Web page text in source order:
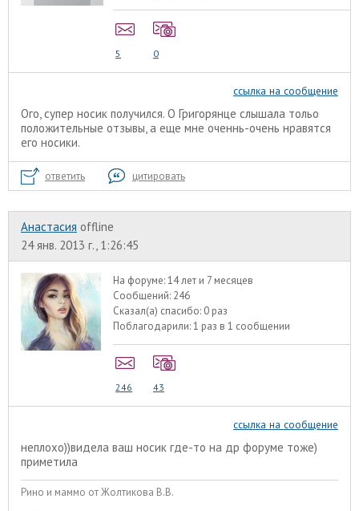
5 0
ссылка на сообщение
Ого, супер носик получился. О Григорянце слышала тольо
положительные отзывы, а еще мне оченнь-очень нравятся
его носики.
ответить цитировать
Анастасия offline
24 янв. 2013 г., 1:26:45
На форуме:14 лет и 7 месяцев
Сообщений: 246
Сказал(а) спасибо: 0 раз
Поблагодарили:1 раз в 1 сообщении
246 43
ссылка на сообщение
неплохо))видела ваш носик где-то на др форуме тоже)
приметила
Рино и маммо от Жолтикова В.В.